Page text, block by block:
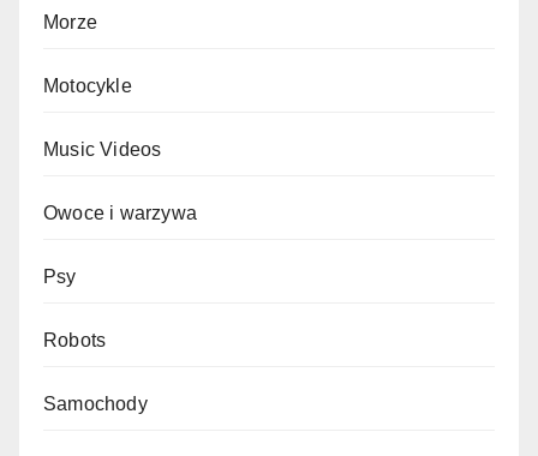
Morze
Motocykle
Music Videos
Owoce i warzywa
Psy
Robots
Samochody